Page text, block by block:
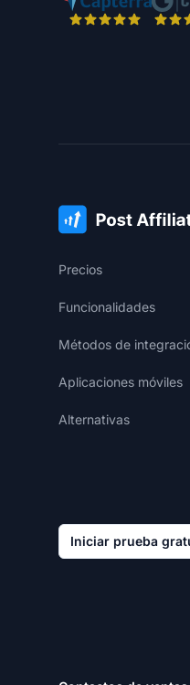
Precios
Funcionalidades
Métodos de
Aplicaciones móviles
Alternativas
Iniciar prueba